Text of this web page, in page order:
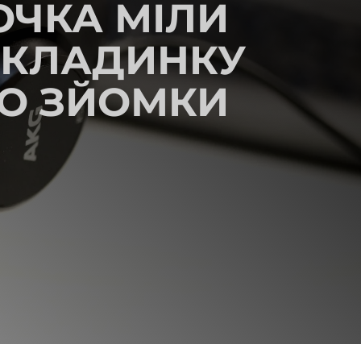
МІЛИ
ЗЙОМКИ